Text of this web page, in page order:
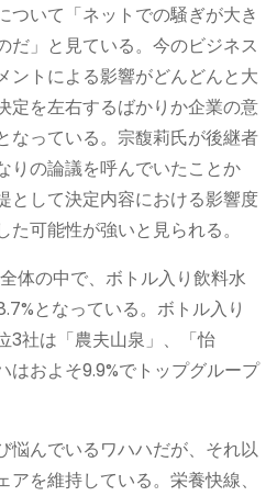
ついて「ネットでの騒ぎが大き
だ」と見ている。今のビジネス
ントによる影響がどんどんと大
定を左右するばかりか企業の意
なっている。宗馥莉氏が後継者
りの論議を呼んでいたことか
として決定内容における影響度
可能性が強いと見られる。
体の中で、ボトル入り飲料水
となっている。ボトル入り
3社は「農夫山泉」、「怡
はおよそ9.9%でトップグループ
悩んでいるワハハだが、それ以
を維持している。栄養快線、